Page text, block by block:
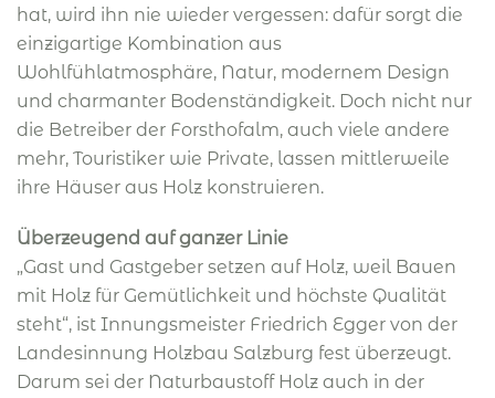
hat, wird ihn nie wieder vergessen: dafür sorgt die
einzigartige Kombination aus
Wohlfühlatmosphäre, Natur, modernem Design
und charmanter Bodenständigkeit. Doch nicht nur
die Betreiber der Forsthofalm, auch viele andere
mehr, Touristiker wie Private, lassen mittlerweile
ihre Häuser aus Holz konstruieren.
Überzeugend auf ganzer Linie
„Gast und Gastgeber setzen auf Holz, weil Bauen
mit Holz für Gemütlichkeit und höchste Qualität
steht“, ist Innungsmeister Friedrich Egger von der
Landesinnung Holzbau Salzburg fest überzeugt.
Darum sei der Naturbaustoff Holz auch in der